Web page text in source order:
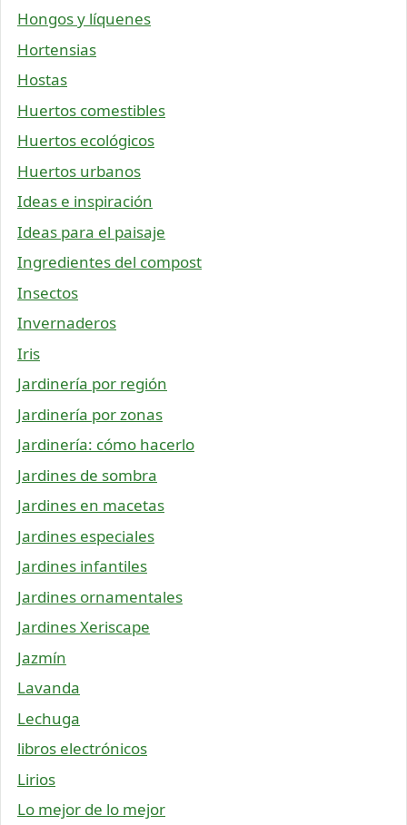
Hongos y líquenes
Hortensias
Hostas
Huertos comestibles
Huertos ecológicos
Huertos urbanos
Ideas e inspiración
Ideas para el paisaje
Ingredientes del compost
Insectos
Invernaderos
Iris
Jardinería por región
Jardinería por zonas
Jardinería: cómo hacerlo
Jardines de sombra
Jardines en macetas
Jardines especiales
Jardines infantiles
Jardines ornamentales
Jardines Xeriscape
Jazmín
Lavanda
Lechuga
libros electrónicos
Lirios
Lo mejor de lo mejor